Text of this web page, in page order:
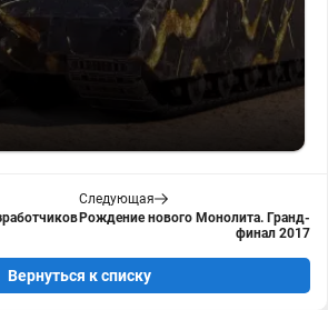
Следующая
Рождение нового Монолита. Гранд-
финал 2017
Вернуться к списку